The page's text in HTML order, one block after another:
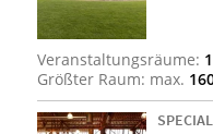
Veranstaltungsräume: 1
Größter Raum: max.